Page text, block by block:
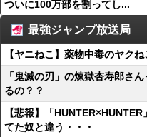
ついに100万部を割ってし...
最強ジャンプ放送局
【ヤニねこ】薬物中毒のヤク
「鬼滅の刃」の煉獄杏寿郎さ
るの？？
【悲報】「
てた奴と違う・・・